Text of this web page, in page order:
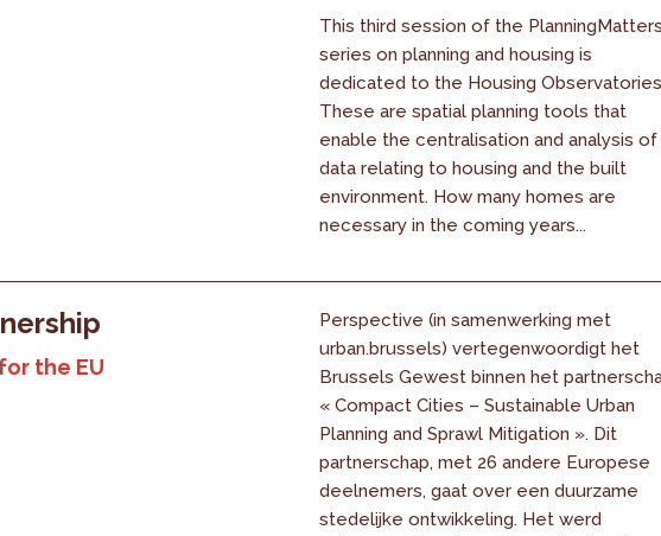
This third session of the
series on planning and housing is
dedicated to the Housing
These are spatial planning tools that
enable the centralisation and analysis of
data relating to housing and the built
environment. How many homes are
necessary in the coming years...
the EU
Perspective (in samenwerking met
urban.brussels) vertegenwoordigt het
Brussels Gewest binnen het
« Compact Cities – Sustainable Urban
Planning and Sprawl Mitigation ». Dit
partnerschap, met 26 andere Europese
deelnemers, gaat over een duurzame
stedelijke ontwikkeling. Het werd